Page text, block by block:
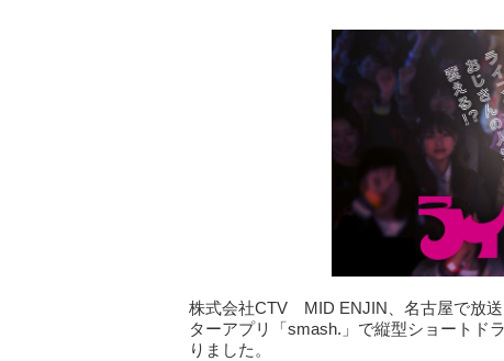
株式会社CTV MID ENJIN、名古屋で放
ターアプリ「smash.」で縦型ショートド
りました。